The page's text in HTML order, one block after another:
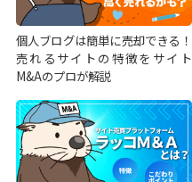
個人ブログは簡単に売却できる！
売れるサイトの特徴をサイト
M&Aのプロが解説